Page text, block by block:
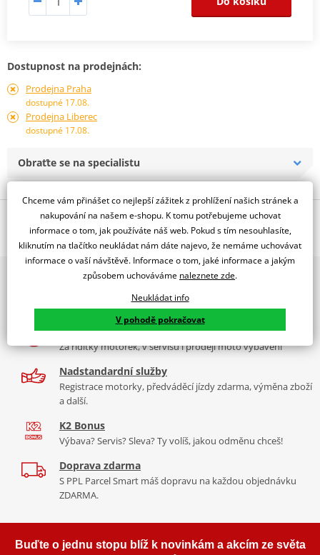
Dostupnost na prodejnách:
Prodejna Praha
dostupné 17.08.
Prodejna Liberec
dostupné 17.08.
Obraťte se na specialistu
Popis a parametry
Jsme autorizovaný
dealer značky EK + SUPERSPROX
Řetězová sada - Řetěz EK, řada SRX2, těsněný QX-kroužkem.
Ocelové kolečko a rozeta SUPERSPROX.
Řetěz 520 SRX2
tím, že má jako jediný na trhu ZST (samozřejmě kromě typu MVXZ).
Typické motorky: Honda NC 750S, Kawasaki KLR 650, KTM 690
Enduro/Duke, zároveň se šikne pro sportovní endura a závody
Řada SRX
střední třída, ze které si vybere prakticky každý, prakticky pro
každou motorku, včetně závodních mašin, čtyřkolek. Má QX
2x multibrand showroom
9 značek motocyklů, servis, oblečení, doplňky i náhradní
díly, to vše v Praze a Liberci
Více než 30 let zkušeností
Za řídítky motorek, v servisu i prodeji moto vybavení
Nadstandardní služby
Registrace motorky, předváděcí jízdy zdarma, výměna zboží
a další.
K2 Bonus
Výbava? Servis? Sleva? Ty volíš, jakou odměnu chceš!
Doprava zdarma
S PPL Parcel Smart máš dopravu na každou objednávku
ZDARMA.
Buďte o jednu stopu blíž k novinkám a akcím ze světa
Chceme vám přinášet co nejlepší zážitek z prohlížení našich stránek a
nakupování na našem e-shopu. K tomu potřebujeme uchovat
informace o tom, jak používáte náš web. Pokud s tím nesouhlasíte,
kliknutím na tlačítko neukládat nám dáte najevo, že nemáme uchovávat
informace o vaší návštěvě. Informace o tom, jaké informace a jakým
způsobem uchováváme naleznete zde.
Neukládat info
V pohodě pokračovat